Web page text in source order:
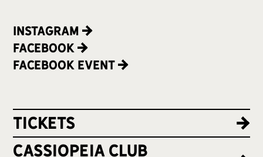
Instagram
Facebook
Facebook Event
Tickets
cassiopeia club